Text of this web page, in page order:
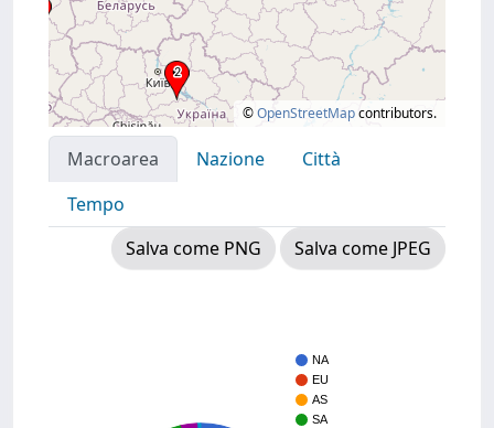
©OpenStreetMapcontributors.
Macroarea Nazione
Città
Tempo
Salva come PNG
Salva come JPEG
NA
EU
AS
SA